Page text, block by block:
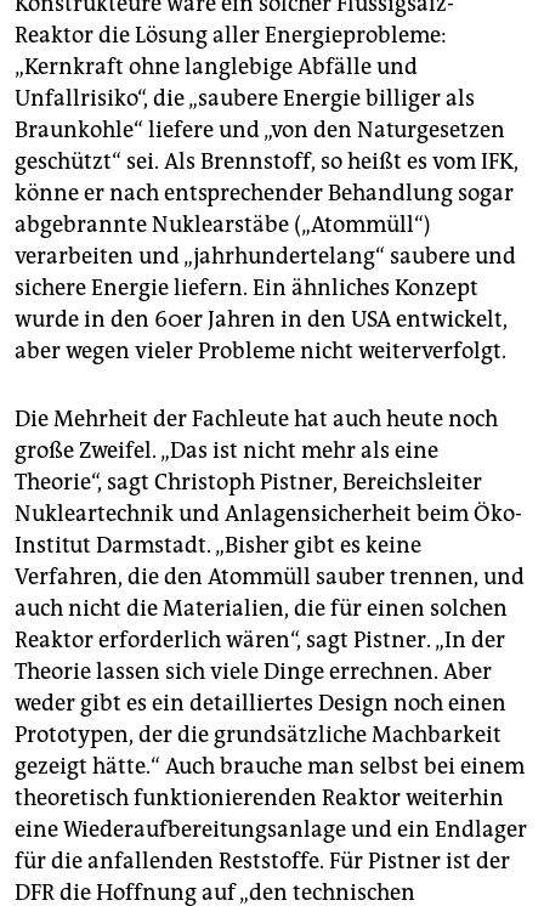
Reaktor die Lösung aller Energieprobleme:
„Kernkraft ohne langlebige Abfälle und
Unfallrisiko“, die „saubere Energie billiger als
Braunkohle“ liefere und „von den Naturgesetzen
geschützt“ sei. Als Brennstoff, so heißt es vom IFK,
könne er nach entsprechender Behandlung sogar
abgebrannte Nuklearstäbe („Atommüll“)
verarbeiten und „jahrhundertelang“ saubere und
sichere Energie liefern. Ein ähnliches Konzept
wurde in den 60er Jahren in den USA entwickelt,
aber wegen vieler Probleme nicht weiterverfolgt.
Die Mehrheit der Fachleute hat auch heute noch
große Zweifel. „Das ist nicht mehr als eine
Theorie“, sagt Christoph Pistner, Bereichsleiter
Nukleartechnik und Anlagensicherheit beim Öko-
Institut Darmstadt. „Bisher gibt es keine
Verfahren, die den Atommüll sauber trennen, und
auch nicht die Materialien, die für einen solchen
Reaktor erforderlich wären“, sagt Pistner. „In der
Theorie lassen sich viele Dinge errechnen. Aber
weder gibt es ein detailliertes Design noch einen
Prototypen, der die grundsätzliche Machbarkeit
gezeigt hätte.“ Auch brauche man selbst bei einem
theoretisch funktionierenden Reaktor weiterhin
eine Wiederaufbereitungsanlage und ein Endlager
für die anfallenden Reststoffe. Für Pistner ist der
DFR die Hoffnung auf „den technischen